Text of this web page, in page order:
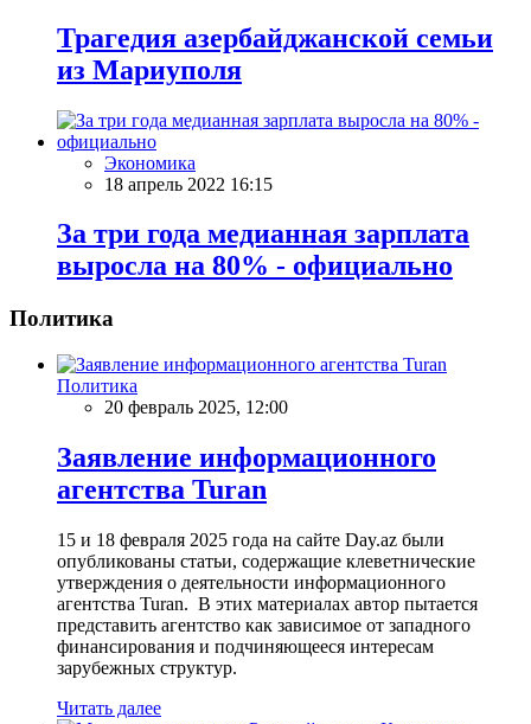
Трагедия азербайджанской семьи
из Мариуполя
Экономика
18 апрель 2022 16:15
За три года медианная зарплата
выросла на 80% - официально
Политика
Политика
20 февраль 2025, 12:00
Заявление информационного
агентства Turan
15 и 18 февраля 2025 года на сайте Day.az были
опубликованы статьи, содержащие клеветнические
утверждения о деятельности информационного
агентства Turan. В этих материалах автор пытается
представить агентство как зависимое от западного
финансирования и подчиняющееся интересам
зарубежных структур.
Читать далее